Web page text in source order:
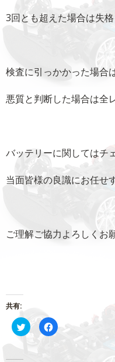
3回とも超えた場合は失格
検査に引っかかった場合
悪質と判断した場合は全
バッテリーに関してはチ
当面皆様の良識にお任せ
ご理解ご協力よろしくお
共有:
ク
リ
し
Facebook
で